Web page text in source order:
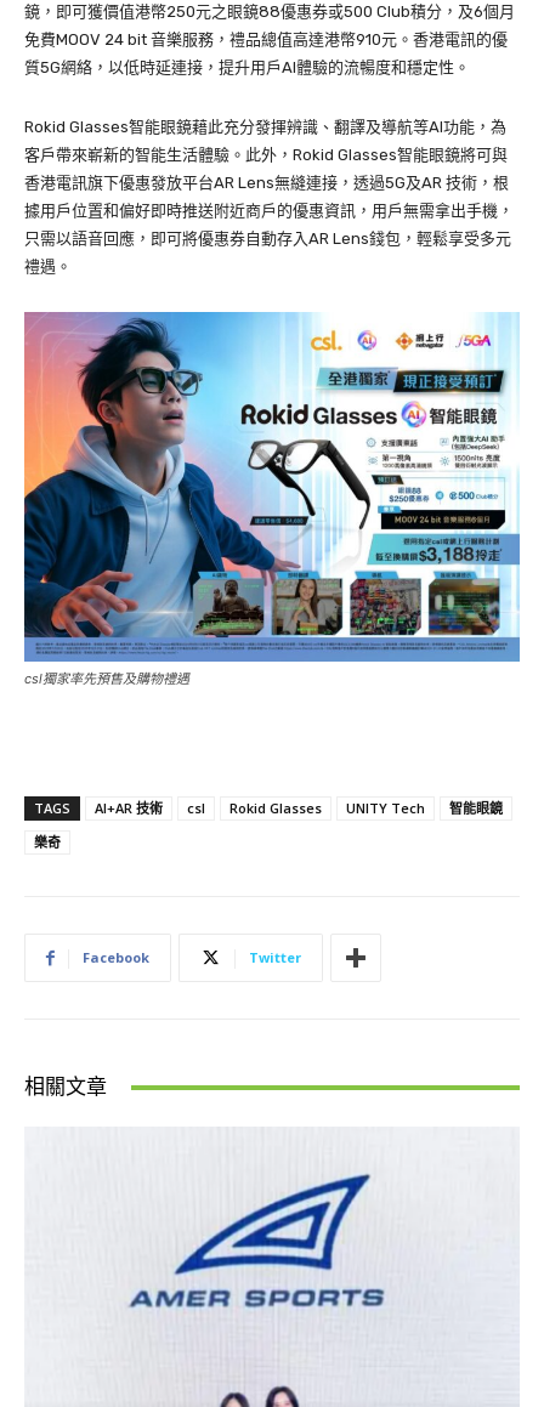
鏡，即可獲價值港幣250元之眼鏡88優惠券或500 Club積分，及6個月
免費MOOV 24 bit 音樂服務，禮品總值高達港幣910元。香港電訊的優
質5G網絡，以低時延連接，提升用戶AI體驗的流暢度和穩定性。
Rokid Glasses智能眼鏡藉此充分發揮辨識、翻譯及導航等AI功能，為
客戶帶來嶄新的智能生活體驗。此外，Rokid Glasses智能眼鏡將可與
香港電訊旗下優惠發放平台AR Lens無縫連接，透過5G及AR 技術，根
據用戶位置和偏好即時推送附近商戶的優惠資訊，用戶無需拿出手機，
只需以語音回應，即可將優惠券自動存入AR Lens錢包，輕鬆享受多元
禮遇。
csl獨家率先預售及購物禮遇
TAGS AI+AR 技術 csl Rokid Glasses UNITY Tech
智能眼鏡
樂奇
Facebook Twitter
相關文章